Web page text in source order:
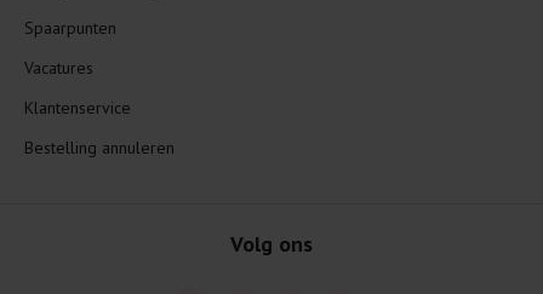
Spaarpunten
Vacatures
Klantenservice
Bestelling annuleren
Volg ons